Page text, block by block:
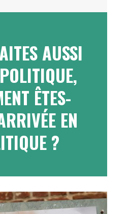
AUSSI
ÊTES-
EN
?